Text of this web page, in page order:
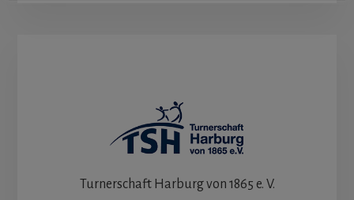
Turnerschaft Harburg von 1865 e. V.